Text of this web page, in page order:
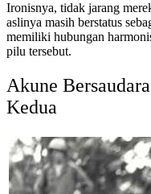
Ironisnya, tidak jarang
aslinya masih berstatus
memiliki hubungan
pilu tersebut.
Akune
Kedua